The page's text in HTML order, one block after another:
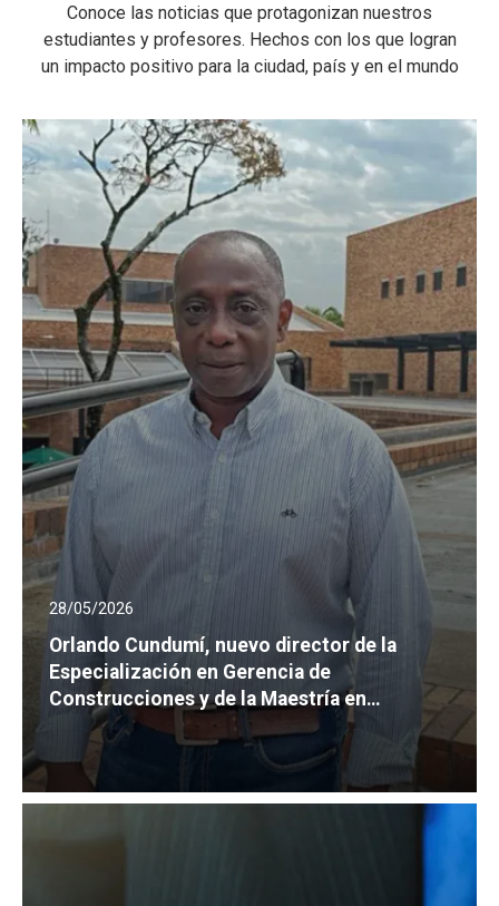
Conoce las noticias que protagonizan nuestros
estudiantes y profesores. Hechos con los que logran
un impacto positivo para la ciudad, país y en el mundo
28/05/2026
Orlando Cundumí, nuevo director de la
Especialización en Gerencia de
Construcciones y de la Maestría en
Ingeniería Civil